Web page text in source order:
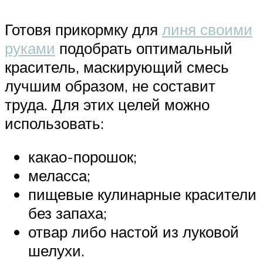
Готовя прикормку для линя своими
руками подобрать оптимальный
краситель, маскирующий смесь
лучшим образом, не составит
труда. Для этих целей можно
использовать:
какао-порошок;
меласса;
пищевые кулинарные красители
без запаха;
отвар либо настой из луковой
шелухи.